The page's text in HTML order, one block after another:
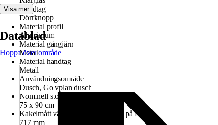
Handtag
Dörrknopp
Material profil
Aluminium
Material gångjärn
Metall
Material handtag
Metall
Användningsområde
Dusch, Golvplan dusch
Nominell storlek i cm
75 x 90 cm
Kakelmått vänster (glasrutans mitt på fogen)
717 mm
Visa mer
Datablad
Hoppa över område